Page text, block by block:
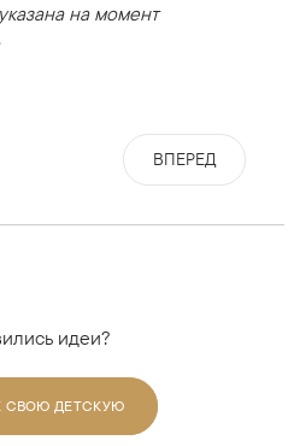
на момент
ВПЕРЕД
идеи?
СВОЮ ДЕТСКУЮ